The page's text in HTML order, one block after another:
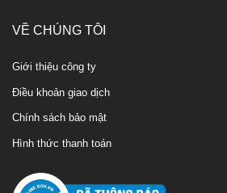
VỀ CHÚNG TÔI
Giới thiệu công ty
Điều khoản giao dịch
Chính sách bảo mật
Hình thức thanh toán